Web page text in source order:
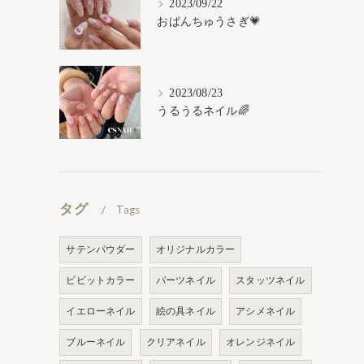
2023/09/22
おぱんちゅうさぎ💗
2023/08/23
うるうるネイル🌈
タグ Tags
サテンパウダー オリジナルカラー
ビビットカラー パーツネイル スタッツネイル
イエローネイル 絵の具ネイル アシメネイル
ブルーネイル クリアネイル オレンジネイル